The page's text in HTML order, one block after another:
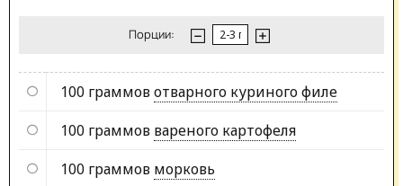
Порции:
100 граммовотварного куриного филе
100 граммов вареного картофеля
100 граммов морковь